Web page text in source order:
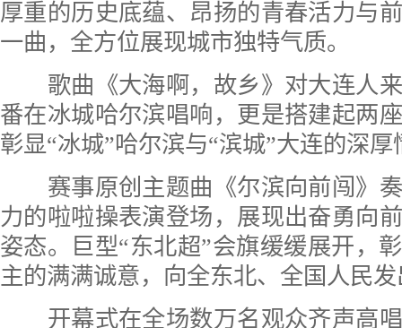
厚重的历史底蕴、昂扬的青春活力与
一曲，全方位展现城市独特气质。
歌曲《大海啊，故乡》对大连人来
番在冰城哈尔滨唱响，更是搭建起两
彰显“冰城”哈尔滨与“滨城”大连的深厚
赛事原创主题曲《尔滨向前闯》奏
力的啦啦操表演登场，展现出奋勇向
姿态。巨型“东北超”会旗缓缓展开，
主的满满诚意，向全东北、全国人民
开幕式在全场数万名观众齐声高唱